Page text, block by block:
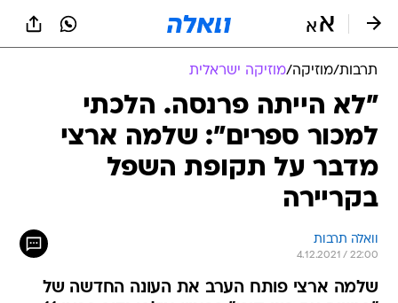
תרבות/מוזיקה/מוזיקה ישראלית
"לא הייתה פרנסה. הלכתי
למכור ספרים": שלמה ארצי
מדבר על תקופת השפל
בקריירה
וואלה תרבות
4.12.2021 / 22:00
שלמה ארצי פותח הערב את העונה החדשה של